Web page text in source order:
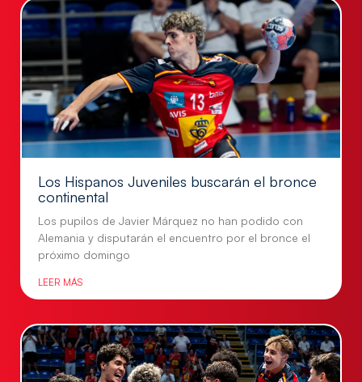
Los Hispanos Juveniles buscarán el bronce
continental
Los pupilos de Javier Márquez no han podido con
Alemania y disputarán el encuentro por el bronce el
próximo domingo
LEER MÁS